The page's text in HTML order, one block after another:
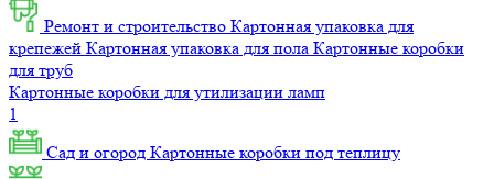
Ремонт и строительство Картонная упаковка для
крепежей Картонная упаковка для пола Картонные коробки
для труб
Картонные коробки для утилизации ламп
1
Сад и огород Картонные коробки под теплицу